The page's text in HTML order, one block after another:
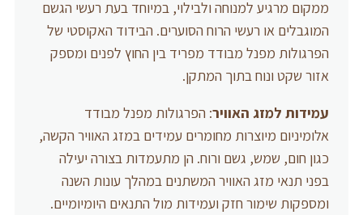
ממקום מרגיע למנוחה ולבילוי, במיוחד בעת רעשי הגשם
המוגבלים או רעשי הרוח הסוערים. הבידוד האקוסטי של
הפרגולות מפנל מבודד מפריד בין החוץ לפנים ומספק
אזור שקט ונוח בתוך המתקן.
עמידות למזג האוויר: הפרגולות מפנל מבודד
אלומיניום מיוצרות מחומרים עמידים במזג האוויר הקשה,
כגון חום, שמש, גשם ורוח. הן מתעמדות בצורה יעילה
בפני תנאי מזג האוויר המשתנים במהלך עונות השנה
ומספקות שימור חזק ועמידות מול התנאים היומיומיים.